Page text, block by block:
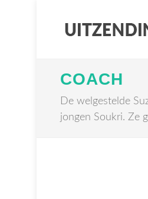
COACH
De welgestelde
jongen Soukri. Ze